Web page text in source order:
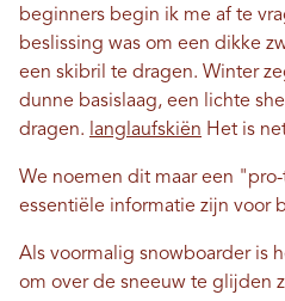
beginners begin ik me af te
beslissing was om een ​​dikke
een skibril te dragen. Winter
dunne basislaag, een lichte
dragen. langlaufskiën Het is
We noemen dit maar een
essentiële informatie zijn voor
Als voormalig snowboarder is
om over de sneeuw te glijden